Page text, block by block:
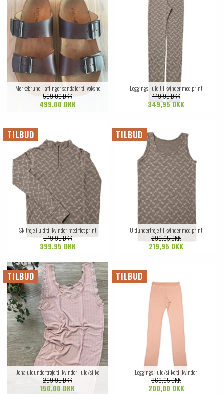
Mørkebrune Haflinger sandaler til voksne
599,00 DKK
499,00 DKK
Leggings i uld til kvinder med print
449,95 DKK
349,95 DKK
TILBUD
Skitrøje i uld til kvinder med flot print
549,95 DKK
399,95 DKK
TILBUD
Uldundertrøje til kvinder med print
299,95 DKK
219,95 DKK
TILBUD
Joha uldundertrøje til kvinder i uld/silke
299,95 DKK
150,00 DKK
TILBUD
Leggings i uld/silke til kvinder
369,95 DKK
200,00 DKK